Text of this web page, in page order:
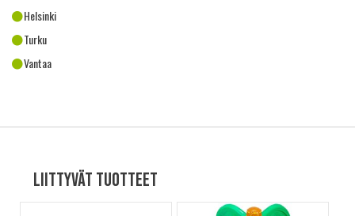
Helsinki
Turku
Vantaa
Liittyvät tuotteet